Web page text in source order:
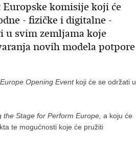
komisije koji će
- fizičke i digitalne -
u svim zemljama koje
novih modela potpore
Opening Eventkoji će se održati u
the Stage for Perform Europe, a koju će
te mogućnosti koje će pružiti